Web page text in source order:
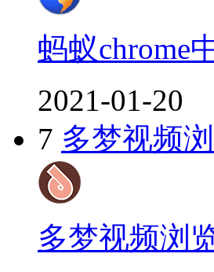
蚂蚁chrome
2021-01-20
7 多梦视频
多梦视频浏